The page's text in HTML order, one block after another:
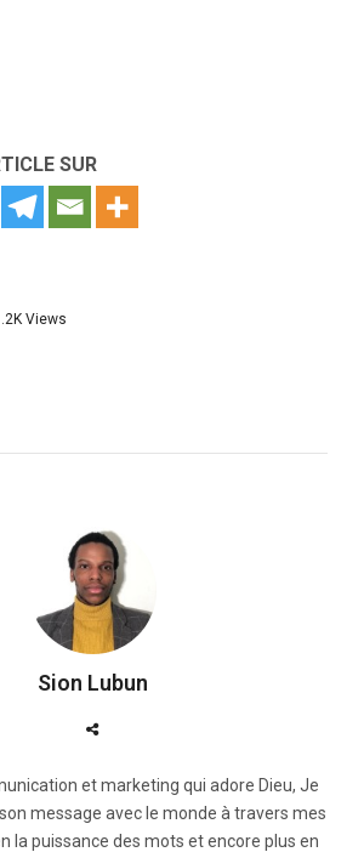
SUR
Views
Sion Lubun
et marketing qui adore Dieu, Je
message avec le monde à travers mes
la puissance des mots et encore plus en